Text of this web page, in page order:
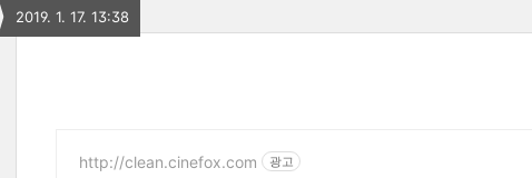
2019. 1. 17. 13:38
http://clean.cinefox.com 광고